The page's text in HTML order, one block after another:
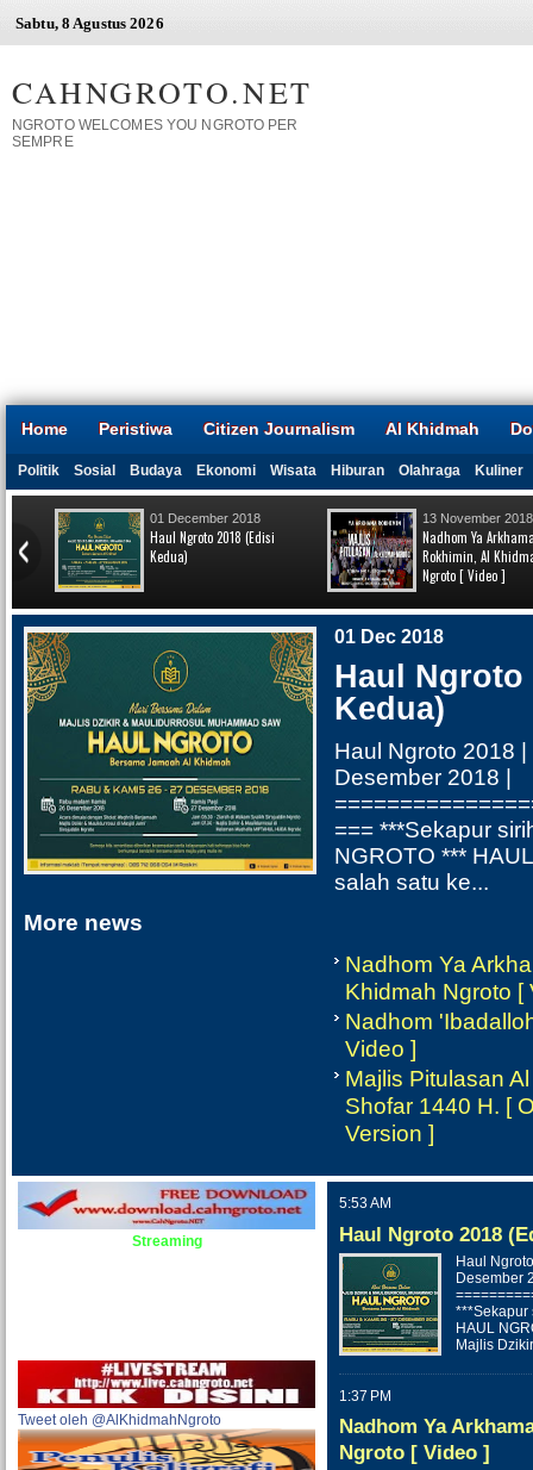
Sabtu, 8 Agustus 2026
CAHNGROTO.NET
NGROTO WELCOMES YOU NGROTO PER
SEMPRE
Home Peristiwa Citizen Journalism Al Khidmah
Politik Sosial Budaya Ekonomi Wisata Hiburan Olahraga Kuliner
01 December 2018
Haul Ngroto 2018 (Edisi
Kedua)
13 November 2018
Nadhom Ya
Rokhimin, Al
Ngroto [ Video ]
01 Dec 2018
Haul Ngroto
Kedua)
Haul Ngroto 2018
Desember 2018 |
=== ***Sekapur
NGROTO ***
salah satu ke...
More news
Nadhom Ya
Khidmah Ngroto [
Nadhom
Video ]
Majlis Pitulasan
Shofar 1440 H. [
Version ]
Streaming
Tweet oleh @AlKhidmahNgroto
5:53 AM
Haul Ngroto 2018
Haul
Desember
***Sekapur
HAUL
Majlis
1:37 PM
Nadhom Ya
Ngroto [ Video ]